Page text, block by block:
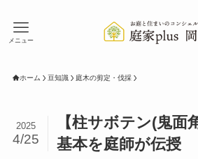
メニュー
ホーム 豆知識 庭木の剪定・伐採
【柱サボテン(鬼面
基本を庭師が伝授
2025
4/25